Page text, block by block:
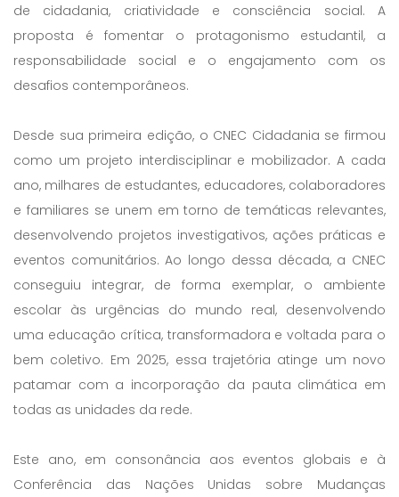
de cidadania, criatividade e consciência social. A
proposta é fomentar o protagonismo estudantil, a
responsabilidade social e o engajamento com os
desafios contemporâneos.
Desde sua primeira edição, o CNEC Cidadania se firmou
como um projeto interdisciplinar e mobilizador. A cada
ano, milhares de estudantes, educadores, colaboradores
e familiares se unem em torno de temáticas relevantes,
desenvolvendo projetos investigativos, ações práticas e
eventos comunitários. Ao longo dessa década, a CNEC
conseguiu integrar, de forma exemplar, o ambiente
escolar às urgências do mundo real, desenvolvendo
uma educação crítica, transformadora e voltada para o
bem coletivo. Em 2025, essa trajetória atinge um novo
patamar com a incorporação da pauta climática em
todas as unidades da rede.
Este ano, em consonância aos eventos globais e à
Conferência das Nações Unidas sobre Mudanças